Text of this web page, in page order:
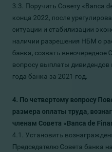
3.3. Поручить Совету «Banca
конца 2022, после
ситуации и стабилизации
наличии разрешения НБМ о
банка, созвать внеочередное
вопросу выплаты дивидендов
года банка за 2021 год.
4. По четвертому вопросу
размера оплаты труда,
членам Совета «Banca de
4.1. Установить
Председателю Совета банка